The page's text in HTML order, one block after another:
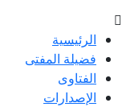
الرئيسية
فضيلة المفتى
الفتاوى
الإصدارات